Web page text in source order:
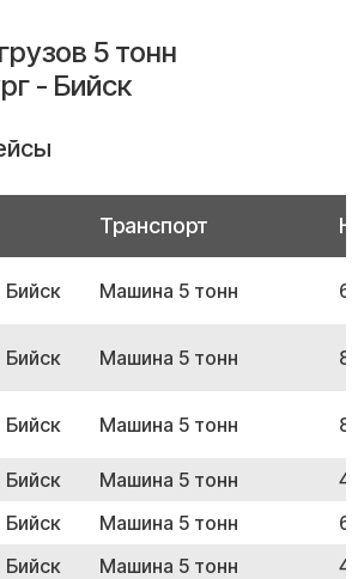
5 тонн
- Бийск
Транспорт
Бийск Машина 5 тонн
Бийск Машина 5 тонн
Бийск Машина 5 тонн
Бийск Машина 5 тонн
Бийск
Машина 5 тонн
Бийск
Машина 5 тонн